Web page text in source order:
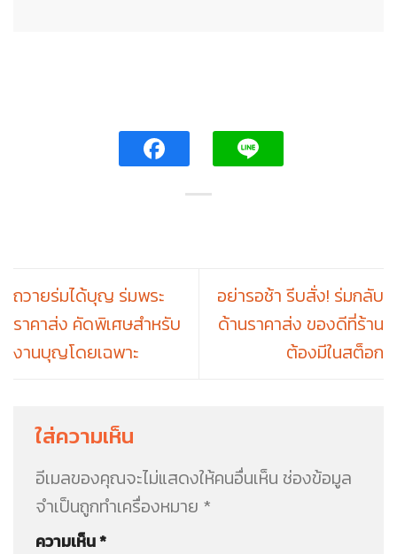
ถวายร่มได้บุญ ร่มพระ
ราคาส่ง คัดพิเศษสำหรับ
งานบุญโดยเฉพาะ
อย่ารอช้า รีบสั่ง! ร่มกลับ
ด้านราคาส่ง ของดีที่ร้าน
ต้องมีในสต็อก
ใส่ความเห็น
อีเมลของคุณจะไม่แสดงให้คนอื่นเห็น ช่องข้อมูล
จำเป็นถูกทำเครื่องหมาย *
ความเห็น*